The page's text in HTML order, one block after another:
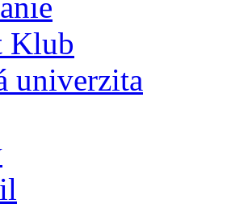
Klub
univerzita